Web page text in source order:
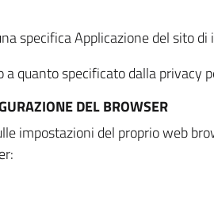
specifica Applicazione del sito
quanto specificato dalla privacy
DEL BROWSER
impostazioni del proprio web